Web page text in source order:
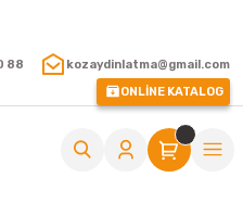
88
kozaydinlatma@gmail.com
ONLİNE KATALOG